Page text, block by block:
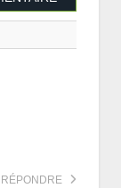
RÉPONDRE